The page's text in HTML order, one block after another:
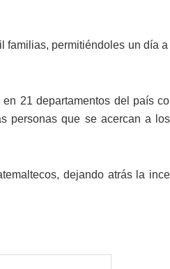
permitiéndoles un día
21 departamentos del país
que se acercan a
dejando atrás la